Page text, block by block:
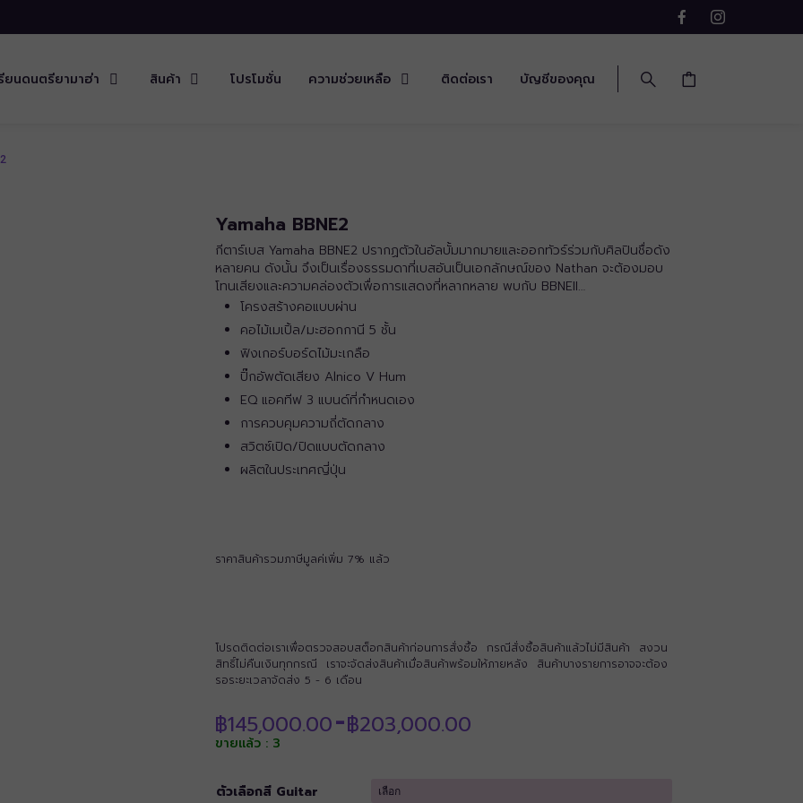
ยนดนตรียามาฮ่า สินค้า โปรโมชั่น ความช่วยเหลือ ติดต่อเรา บัญชีของคุณ
Yamaha BBNE2
กีตาร์เบส Yamaha BBNE2 ปรากฏตัวในอัลบั้มมากมายและออกทัวร์ร่วมกับศิลปินชื่อดัง
หลายคน ดังนั้น จึงเป็นเรื่องธรรมดาที่เบสอันเป็นเอกลักษณ์ของ Nathan จะต้องมอบ
โทนเสียงและความคล่องตัวเพื่อการแสดงที่หลากหลาย พบกับ BBNEII…
โครงสร้างคอแบบผ่าน
คอไม้เมเปิ้ล/มะฮอกกานี 5 ชั้น
ฟิงเกอร์บอร์ดไม้มะเกลือ
ปิ๊กอัพตัดเสียง Alnico V Hum
EQ แอคทีฟ 3 แบนด์ที่กำหนดเอง
การควบคุมความถี่ตัดกลาง
สวิตซ์เปิด/ปิดแบบตัดกลาง
ผลิตในประเทศญี่ปุ่น
ราคาสินค้ารวมภาษีมูลค่เพิ่ม 7% แล้ว
โปรดติดต่อเราเพื่อตรวจสอบสต็อกสินค้าก่อนการสั่งซื้อ กรณีสั่งซื้อสินค้าแล้วไม่มีสินค้า สงวน
สิทธิ์ไม่คืนเงินทุกกรณี เราจะจัดส่งสินค้าเมื่อสินค้าพร้อมให้ภายหลัง สินค้าบางรายการอาจจะต้อง
รอระยะเวลาจัดส่ง 5 - 6 เดือน
฿145,000.00–฿203,000.00Price
ขายแล้ว : 3
ตัวเลือกสี Guitar